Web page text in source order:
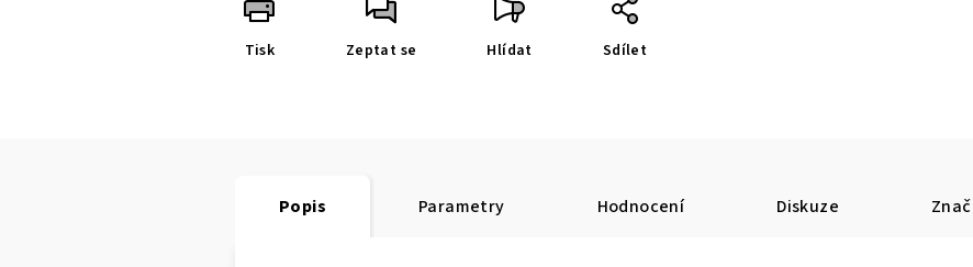
Tisk Zeptat se Hlídat Sdílet
Popis Parametry Hodnocení Diskuze